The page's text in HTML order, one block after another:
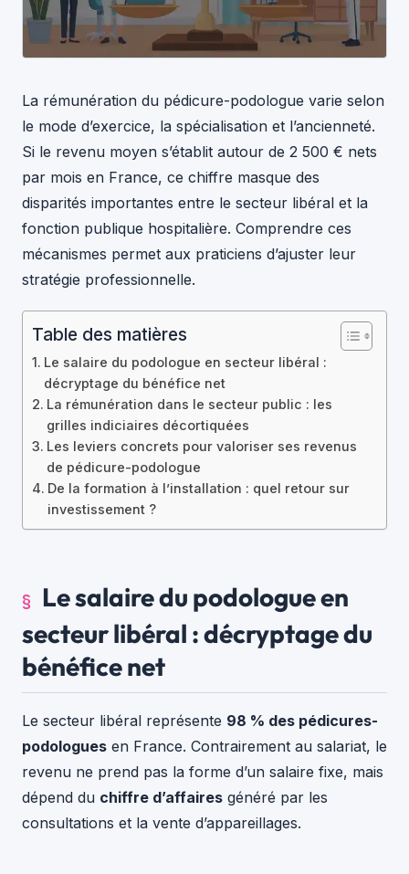
La rémunération du pédicure-podologue varie selon
le mode d’exercice, la spécialisation et l’ancienneté.
Si le revenu moyen s’établit autour de 2 500 € nets
par mois en France, ce chiffre masque des
disparités importantes entre le secteur libéral et la
fonction publique hospitalière. Comprendre ces
mécanismes permet aux praticiens d’ajuster leur
stratégie professionnelle.
Table des matières
Le salaire du podologue en secteur libéral :
décryptage du bénéfice net
La rémunération dans le secteur public : les
grilles indiciaires décortiquées
Les leviers concrets pour valoriser ses revenus
de pédicure-podologue
De la formation à l’installation : quel retour sur
investissement ?
Le salaire du podologue en
secteur libéral : décryptage du
bénéfice net
Le secteur libéral représente 98 % des pédicures-
podologues en France. Contrairement au salariat, le
revenu ne prend pas la forme d’un salaire fixe, mais
dépend du chiffre d’affaires généré par les
consultations et la vente d’appareillages.